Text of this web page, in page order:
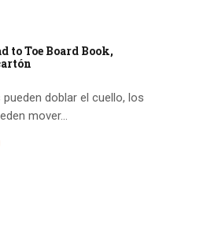
to Toe Board Book,
doblar el cuello, los
mover...